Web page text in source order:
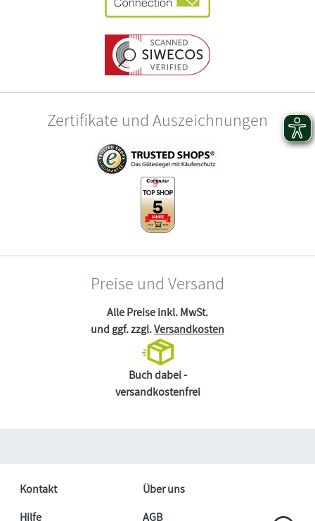
Zertifikate und Auszeichnungen
Preise und Versand
Alle Preise inkl. MwSt.
und ggf. zzgl.Versandkosten
Buch dabei -
versandkostenfrei
Kontakt
Über uns
Hilfe
AGB